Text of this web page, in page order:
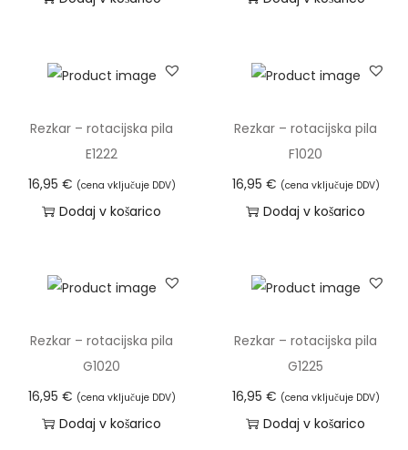
Rezkar – rotacijska pila
E1222
16,95 € (cena vključuje DDV)
Dodaj v košarico
Rezkar – rotacijska pila
F1020
16,95 € (cena vključuje DDV)
Dodaj v košarico
Rezkar – rotacijska pila
G1020
16,95 € (cena vključuje DDV)
Dodaj v košarico
Rezkar – rotacijska pila
G1225
16,95 € (cena vključuje DDV)
Dodaj v košarico